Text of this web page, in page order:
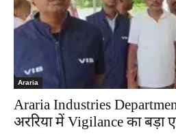
Araria
Araria Industries
अररिया में Vigilance का बड़ा